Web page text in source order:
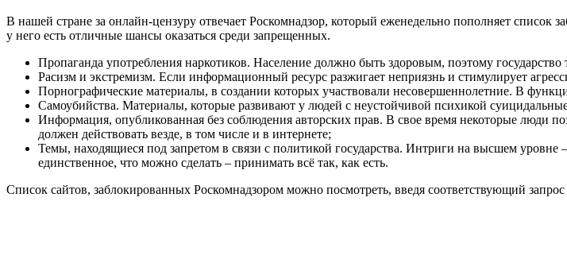
В нашей стране за онлайн-цензуру отвечает Роскомнадзор, который еженедельно пополняет
у него есть отличные шансы оказаться среди запрещенных.
Пропаганда употребления наркотиков. Население должно быть здоровым, поэтому
Расизм и экстремизм. Если информационный ресурс разжигает неприязнь и стимулирует
Порнографические материалы, в создании которых участвовали несовершеннолетние. В
Самоубийства. Материалы, которые развивают у людей с неустойчивой психикой
Информация, опубликованная без соблюдения авторских прав. В свое время некоторые люди
должен действовать везде, в том числе и в интернете;
Темы, находящиеся под запретом в связи с политикой государства. Интриги на высшем
единственное, что можно сделать – принимать всё так, как есть.
Список сайтов, заблокированных Роскомнадзором можно посмотреть, введя соответствующий